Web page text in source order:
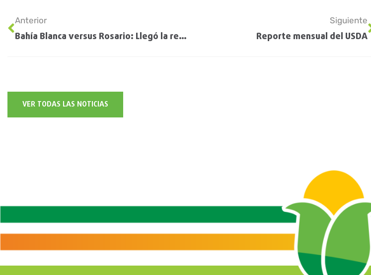
Anterior
Bahía Blanca versus Rosario: Llegó la revancha para los productores de trigo del norte de la región pampeana
Siguiente
Reporte mensual del USDA
VER TODAS LAS NOTICIAS